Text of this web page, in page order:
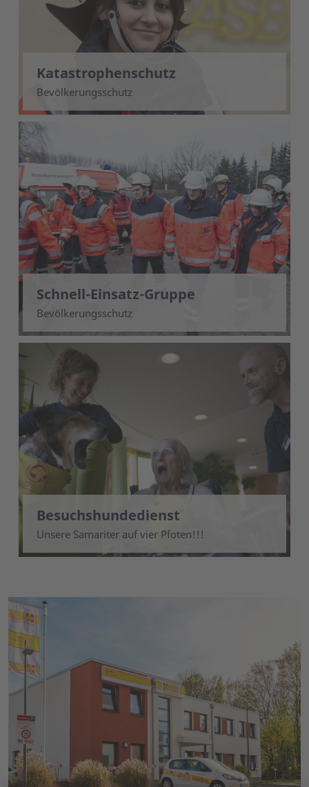
Katastrophenschutz
Bevölkerungsschutz
Schnell-Einsatz-Gruppe
Bevölkerungsschutz
Besuchshundedienst
Unsere Samariter auf vier Pfoten!!!